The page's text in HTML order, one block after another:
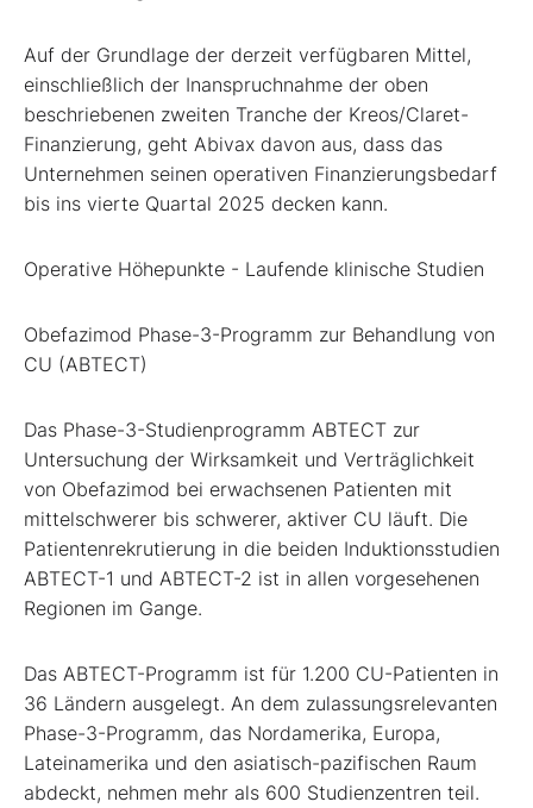
Auf der Grundlage der derzeit verfügbaren Mittel,
einschließlich der Inanspruchnahme der oben
beschriebenen zweiten Tranche der Kreos/Claret-
Finanzierung, geht Abivax davon aus, dass das
Unternehmen seinen operativen Finanzierungsbedarf
bis ins vierte Quartal 2025 decken kann.
Operative Höhepunkte - Laufende klinische Studien
Obefazimod Phase-3-Programm zur Behandlung von
CU (ABTECT)
Das Phase-3-Studienprogramm ABTECT zur
Untersuchung der Wirksamkeit und Verträglichkeit
von Obefazimod bei erwachsenen Patienten mit
mittelschwerer bis schwerer, aktiver CU läuft. Die
Patientenrekrutierung in die beiden Induktionsstudien
ABTECT-1 und ABTECT-2 ist in allen vorgesehenen
Regionen im Gange.
Das ABTECT-Programm ist für 1.200 CU-Patienten in
36 Ländern ausgelegt. An dem zulassungsrelevanten
Phase-3-Programm, das Nordamerika, Europa,
Lateinamerika und den asiatisch-pazifischen Raum
abdeckt, nehmen mehr als 600 Studienzentren teil.